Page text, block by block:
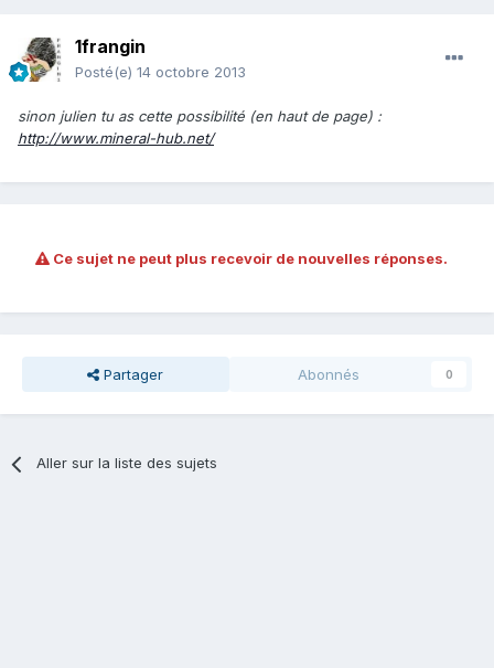
1frangin
Posté(e) 14 octobre 2013
sinon julien tu as cette possibilité (en haut de page) :
http://www.mineral-hub.net/
Ce sujet ne peut plus recevoir de nouvelles réponses.
Partager Abonnés 0
Aller sur la liste des sujets